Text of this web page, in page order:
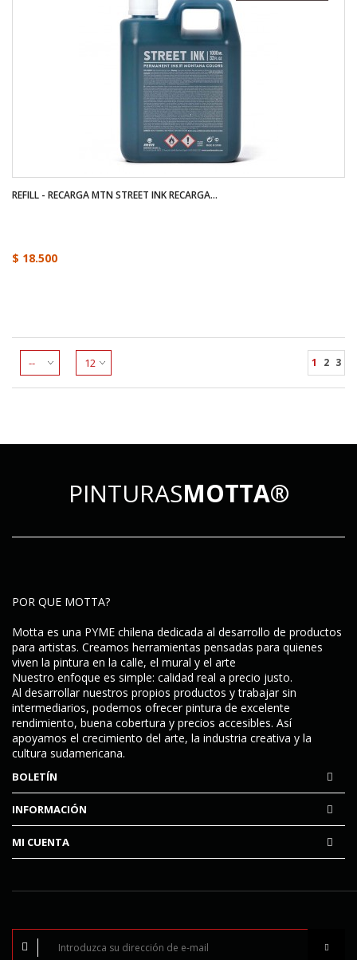
REFILL - RECARGA MTN STREET INK RECARGA...
$ 18.500
1 2 3
PINTURASMOTTA®
POR QUE MOTTA?
Motta es una PYME chilena dedicada al desarrollo de productos
para artistas. Creamos herramientas pensadas para quienes
viven la pintura en la calle, el mural y el arte
Nuestro enfoque es simple: calidad real a precio justo.
Al desarrollar nuestros propios productos y trabajar sin
intermediarios, podemos ofrecer pintura de excelente
rendimiento, buena cobertura y precios accesibles. Así
apoyamos el crecimiento del arte, la industria creativa y la
cultura sudamericana.
BOLETÍN
INFORMACIÓN
MI CUENTA